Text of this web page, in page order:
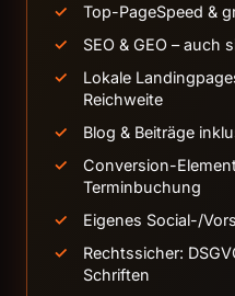
Top-PageSpeed &
SEO & GEO – auch
Lokale
Reichweite
Blog & Beiträge
Conversion-
Terminbuchung
Eigenes Social-/
Rechtssicher:
Schriften